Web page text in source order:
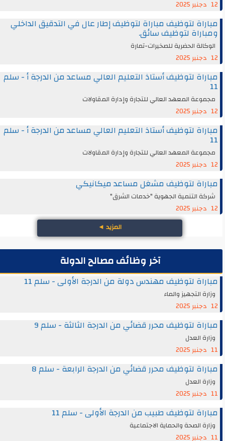
12 دجنبر 2025
مباراة لتوظيف مباراة لتوظيف إطار عال في التدقيق الداخلي
ومباراة لتوظيف سائق.
الوكالة الحضرية للصخيرات-تمارة
12 دجنبر 2025
مباراة لتوظيف أستاذ التعليم العالي مساعد من الدرجة أ - سلم
11
مجموعة المعهد العالي للتجارة وإدارة المقاولات
12 دجنبر 2025
مباراة لتوظيف أستاذ التعليم العالي مساعد من الدرجة أ - سلم
11
مجموعة المعهد العالي للتجارة وإدارة المقاولات
12 دجنبر 2025
مباراة لتوظيف مشغل مساعد ميكانيكي
شركة التنمية الجهوية "خدمات الشرق"
12 دجنبر 2025
المزيد◄
آخر وظائف مصالح الدولة
مباراة لتوظيف مهندس دولة من الدرجة الأولى - سلم 11
وزارة التجهيز والماء
12 دجنبر 2025
مباراة لتوظيف محرر قضائي من الدرجة الثالثة - سلم 9
وزارة العدل
11 دجنبر 2025
مباراة لتوظيف محرر قضائي من الدرجة الرابعة - سلم 8
وزارة العدل
11 دجنبر 2025
مباراة لتوظيف طبيب من الدرجة الأولى - سلم 11
وزارة الصحة والحماية الاجتماعية
11 دجنبر 2025